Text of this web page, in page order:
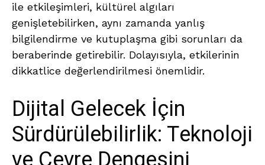
ile etkileşimleri, kültürel algıları
genişletebilirken, aynı zamanda yanlış
bilgilendirme ve kutuplaşma gibi sorunları da
beraberinde getirebilir. Dolayısıyla, etkilerinin
dikkatlice değerlendirilmesi önemlidir.
Dijital Gelecek İçin
Sürdürülebilirlik: Teknoloji